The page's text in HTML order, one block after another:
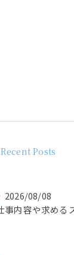
Recent Posts
2026/08/08